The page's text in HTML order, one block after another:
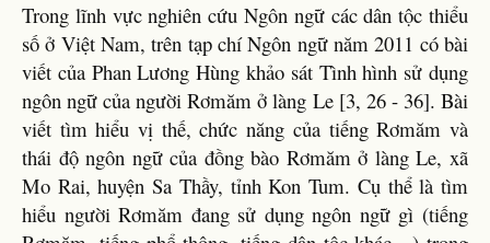
Trong lĩnh vực nghiên cứu Ngôn ngữ các dân tộc thiểu
số ở Việt Nam, trên tạp chí Ngôn ngữ năm 2011 có bài
viết của Phan Lương Hùng khảo sát Tình hình sử dụng
ngôn ngữ của người Rơmăm ở làng Le [3, 26 - 36]. Bài
viết tìm hiểu vị thế, chức năng của tiếng Rơmăm và
thái độ ngôn ngữ của đồng bào Rơmăm ở làng Le, xã
Mo Rai, huyện Sa Thầy, tỉnh Kon Tum. Cụ thể là tìm
hiểu người Rơmăm đang sử dụng ngôn ngữ gì (tiếng